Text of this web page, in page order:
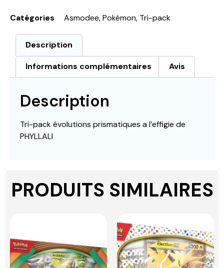
Catégories Asmodee,Pokémon, Tri-pack
Description
Informations complémentaires Avis
Description
Tri-pack évolutions prismatiques a l’effigie de
PHYLLALI
PRODUITS SIMILAIRES